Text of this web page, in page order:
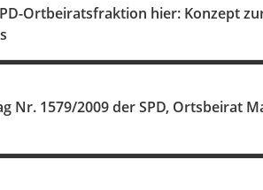
Ortbeiratsfraktion hier: Konzept
Nr. 1579/2009 der SPD, Ortsbeirat